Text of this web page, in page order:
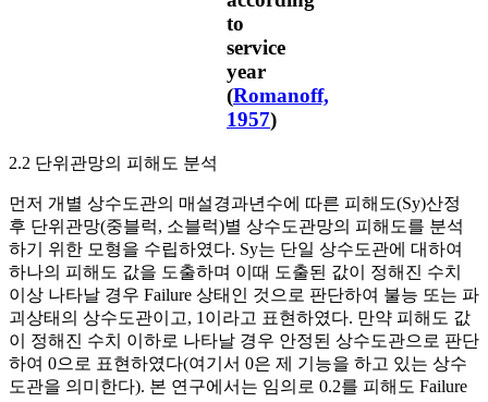
to
service
year
(Romanoff,
1957)
2.2 단위관망의 피해도 분석
먼저 개별 상수도관의 매설경과년수에 따른 피해도(Sy)산정
후 단위관망(중블럭, 소블럭)별 상수도관망의 피해도를 분석
하기 위한 모형을 수립하였다. Sy는 단일 상수도관에 대하여
하나의 피해도 값을 도출하며 이때 도출된 값이 정해진 수치
이상 나타날 경우 Failure 상태인 것으로 판단하여 불능 또는 파
괴상태의 상수도관이고, 1이라고 표현하였다. 만약 피해도 값
이 정해진 수치 이하로 나타날 경우 안정된 상수도관으로 판단
하여 0으로 표현하였다(여기서 0은 제 기능을 하고 있는 상수
도관을 의미한다). 본 연구에서는 임의로 0.2를 피해도 Failure